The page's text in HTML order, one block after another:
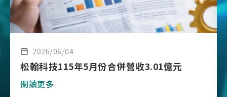
2026/06/04
松翰科技115年5月份合併營收3.01億元
閱讀更多